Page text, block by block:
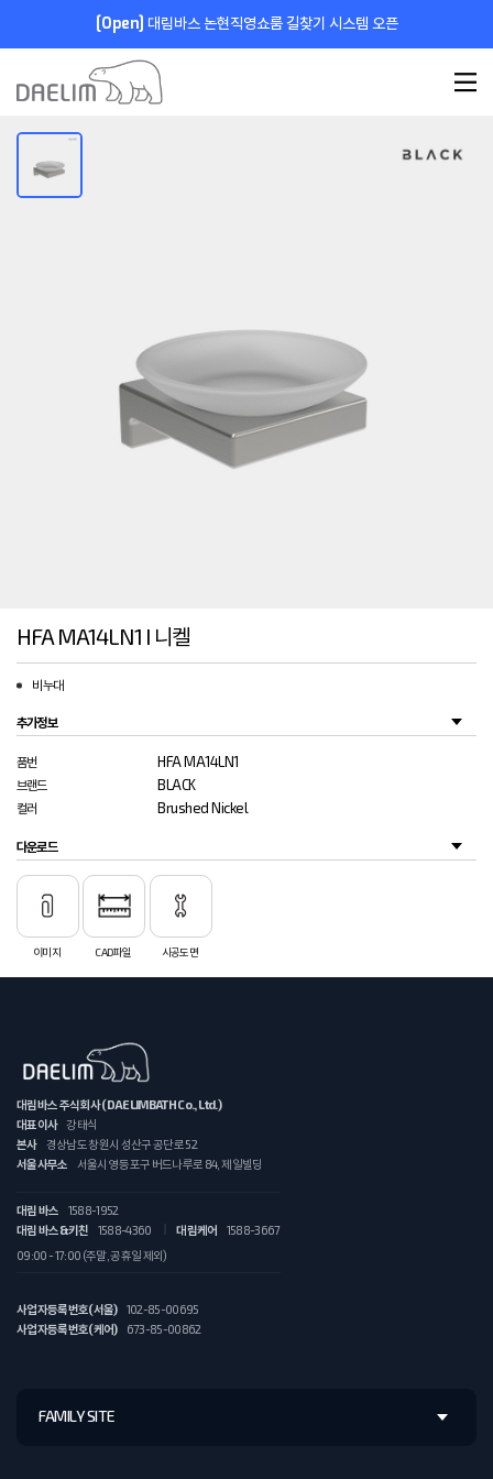
[Open] 대림바스 논현직영쇼룸 길찾기 시스템 오픈
HFA MA14LN1 I 니켈
비누대
추가정보
품번 HFA MA14LN1
브랜드 BLACK
컬러 Brushed Nickel
다운로드
이미지 CAD파일 시공도면
대림바스 주식회사 (DAELIMBATH Co., Ltd.)
대표이사
강태식
본사
경상남도 창원시 성산구 공단로 52
서울사무소
서울시 영등포구 버드나루로 84, 제일빌딩
대림 바스
1588-1952
대림 바스&키친
1588-4360 대림케어
1588-3667
09:00 - 17:00 (주말, 공휴일 제외)
사업자등록번호(서울)
102-85-00695
사업자등록번호(케어)
673-85-00862
FAMILY SITE